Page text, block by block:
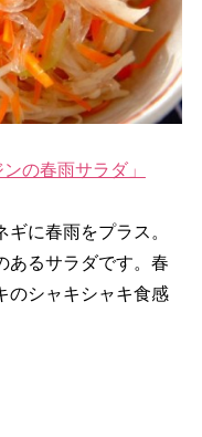
の春雨サラダ」
に春雨をプラス。
あるサラダです。春
のシャキシャキ食感